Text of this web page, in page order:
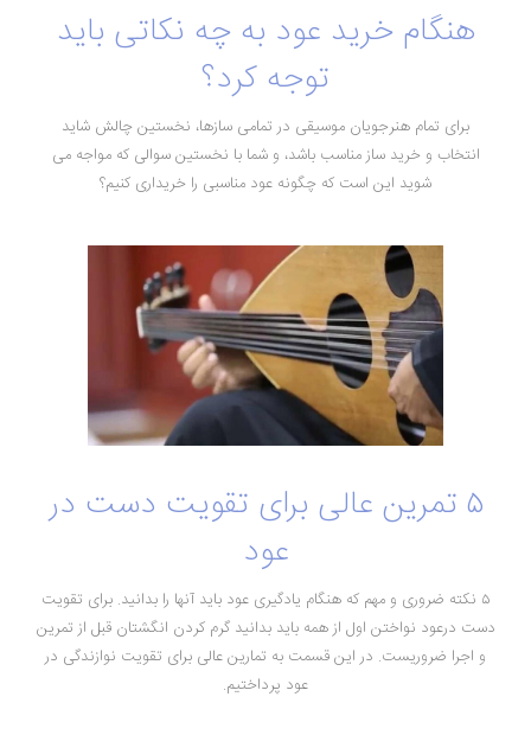
هنگام خرید عود به چه نکاتی باید
توجه کرد؟
برای تمام هنرجویان موسیقی در تمامی سازها، نخستین چالش شاید
انتخاب و خرید ساز مناسب باشد، و شما با نخستین سوالی که مواجه می
شوید این است که چگونه عود مناسبی را خریداری کنیم؟
۵ تمرین عالی برای تقویت دست در
عود
۵ نکته ضروری و مهم که هنگام یادگیری عود باید آنها را بدانید. برای تقویت
دست درعود نواختن اول از همه باید بدانید گرم کردن انگشتان قبل از تمرین
و اجرا ضروریست. در این قسمت به تمارین عالی برای تقویت نوازندگی در
عود پرداختیم.